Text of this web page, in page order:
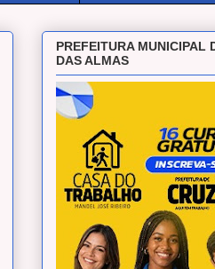
PREFEITURA MUNICIPAL
DAS ALMAS